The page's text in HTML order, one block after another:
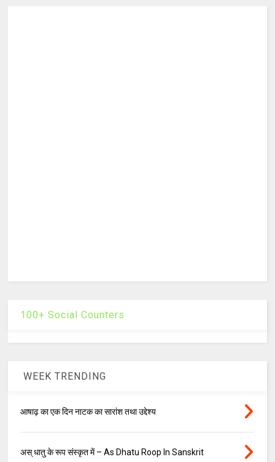
100+ Social Counters
WEEK TRENDING
आषाढ़ का एक दिन नाटक का सारांश तथा उद्देश्य
अस् धातु के रूप संस्कृत में – As Dhatu Roop In Sanskrit